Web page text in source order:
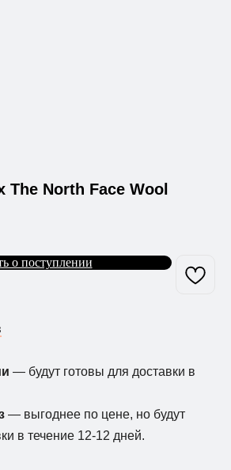
North Face Wool
о поступлении
— будут готовы для доставки в
— выгоднее по цене, но будут
в течение 12-12 дней.